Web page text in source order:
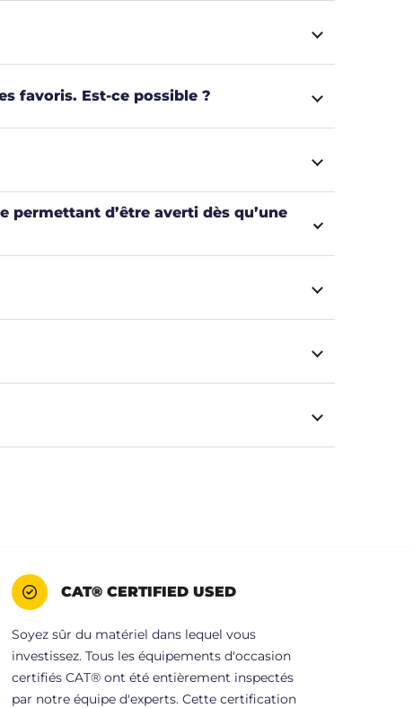
favoris. Est-ce possible ?
permettant d’être averti dès qu’une
CAT® CERTIFIED USED
Soyez sûr du matériel dans lequel vous
investissez. Tous les équipements d'occasion
certifiés CAT® ont été entièrement inspectés
par notre équipe d'experts. Cette certification